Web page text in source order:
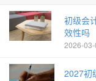
初级会
效性吗
2026-
2027初